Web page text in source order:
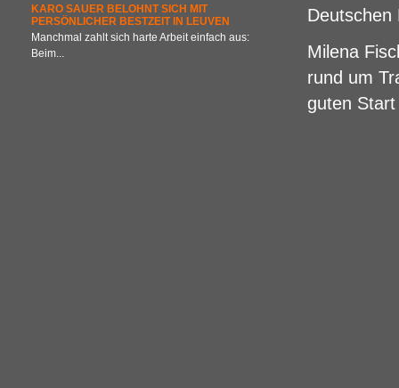
KARO SAUER BELOHNT SICH MIT
PERSÖNLICHER BESTZEIT IN LEUVEN
Manchmal zahlt sich harte Arbeit einfach aus:
Beim...
Deutschen
Milena
rund um
guten